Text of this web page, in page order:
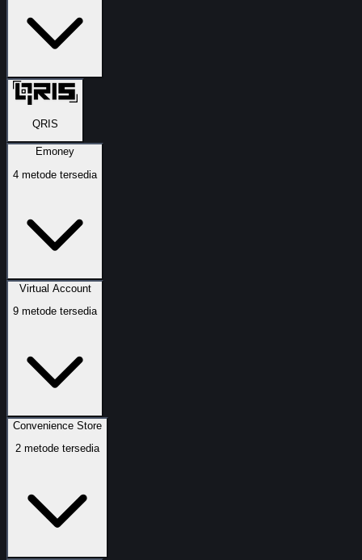
QRIS
Emoney
4 metode tersedia
Virtual Account
9 metode tersedia
Convenience Store
2 metode tersedia